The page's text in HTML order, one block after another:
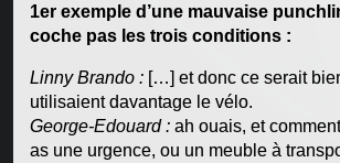
1er exemple d’une mauvaise
coche pas les trois conditions :
Linny Brando :[…] et donc ce serait
utilisaient davantage le vélo.
George-Edouard : ah ouais, et
as une urgence, ou un meuble à